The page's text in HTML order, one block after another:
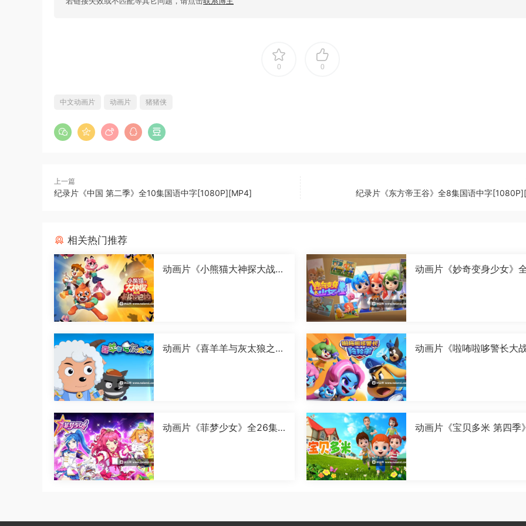
0 0
中文动画片 动画片 猪猪侠
上一篇
纪录片《中国 第二季》全10集国语中字[1080P][MP4] 纪录片《东方帝王谷》全8集国语中字
相关热门推荐
动画片《小熊猫大神探大战卡
动画片《妙奇变身少女》
动画片《喜羊羊与灰太狼之古
动画片《啦咘啦哆警长大
动画片《菲梦少女》全26集
动画片《宝贝多米 第四季》